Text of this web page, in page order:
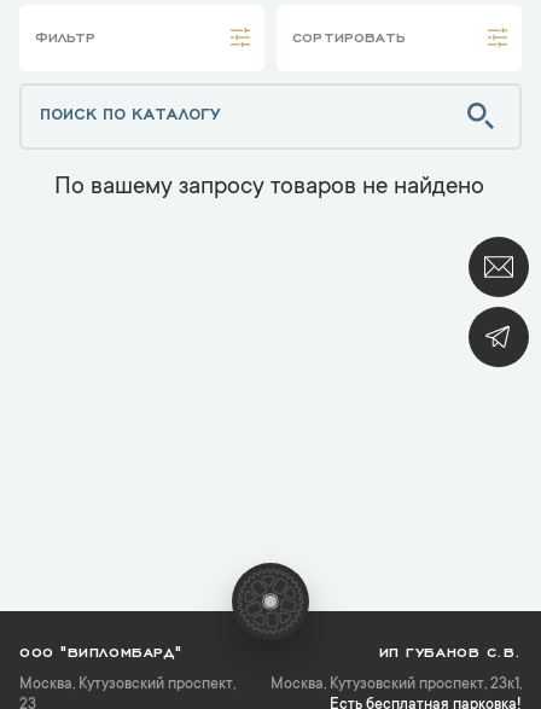
ФИЛЬТР СОРТИРОВАТЬ
По вашему запросу товаров не найдено
ООО "ВИПЛОМБАРД"
Москва, Кутузовский проспект,
23
ИП ГУБАНОВ С.В.
Москва, Кутузовский проспект, 23к1,
Есть бесплатная парковка!